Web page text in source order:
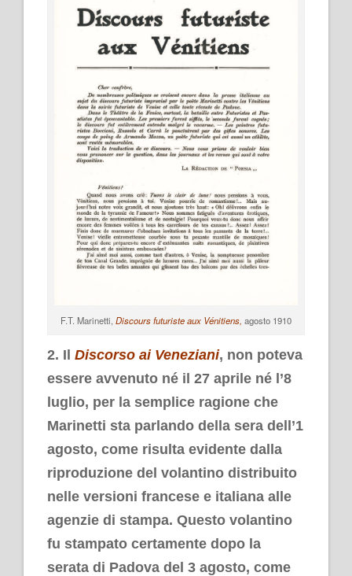
F.T. Marinetti, Discours futuriste aux Vénitiens, agosto 1910
2. Il Discorso ai Veneziani, non poteva
essere avvenuto né il 27 aprile né l’8
luglio, per la semplice ragione che
Marinetti sta parlando della sera dell’1
agosto, come risulta evidente dalla
riproduzione del volantino distribuito
nelle versioni francese e italiana alle
agenzie di stampa. Questo volantino
fu stampato certamente dopo la
serata di Padova del 3 agosto, come